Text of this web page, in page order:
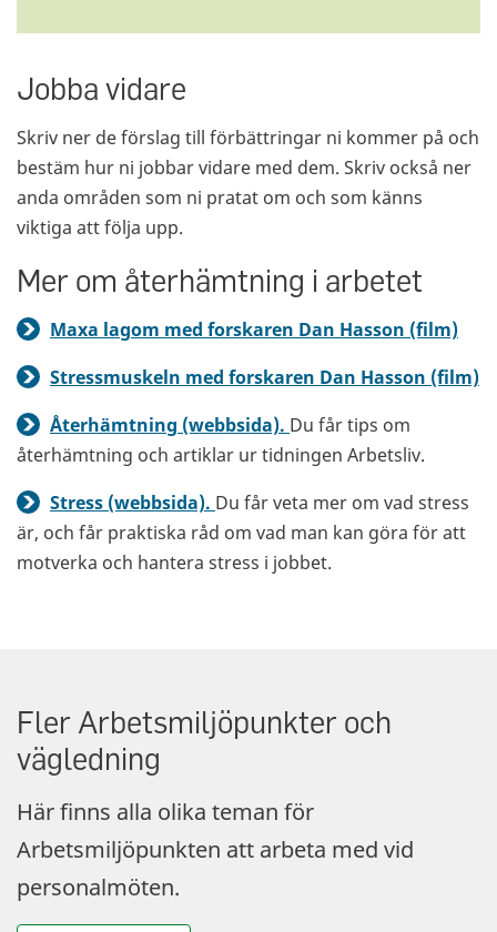
Jobba vidare
Skriv ner de förslag till förbättringar ni kommer på och
bestäm hur ni jobbar vidare med dem. Skriv också ner
anda områden som ni pratat om och som känns
viktiga att följa upp.
Mer om återhämtning i arbetet
Maxa lagom med forskaren Dan Hasson (film)
Stressmuskeln med forskaren Dan Hasson (film)
Återhämtning (webbsida). Du får tips om
återhämtning och artiklar ur tidningen Arbetsliv.
Stress (webbsida). Du får veta mer om vad stress
är, och får praktiska råd om vad man kan göra för att
motverka och hantera stress i jobbet.
Fler Arbetsmiljöpunkter och
vägledning
Här finns alla olika teman för
Arbetsmiljöpunkten att arbeta med vid
personalmöten.